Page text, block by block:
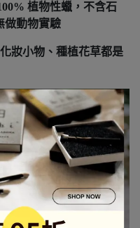
植物性蠟，不含石
做動物實驗
妝小物、種植花草都是